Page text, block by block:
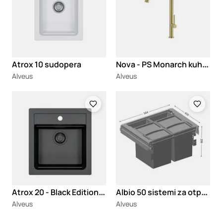
Atrox 10 sudopera
Alveus
N
ova - PS Monarch kuhinjska slavina
Alveus
A
trox 20 - Black Edition sudopera
Alveus
A
lbio 50 sistemi za otpad
Alveus